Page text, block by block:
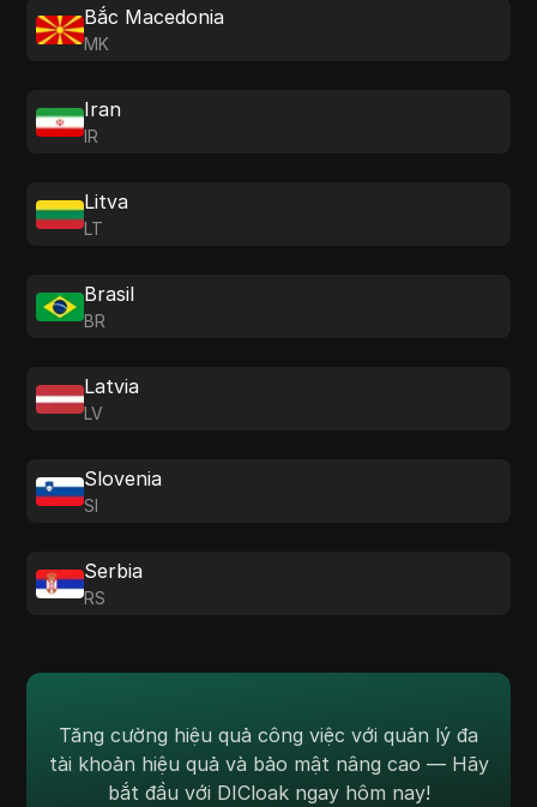
Bắc Macedonia
MK
Iran
IR
Litva
LT
Brasil
BR
Latvia
LV
Slovenia
SI
Serbia
RS
Tăng cường hiệu quả công việc với quản lý đa
tài khoản hiệu quả và bảo mật nâng cao — Hãy
bắt đầu với DICloak ngay hôm nay!